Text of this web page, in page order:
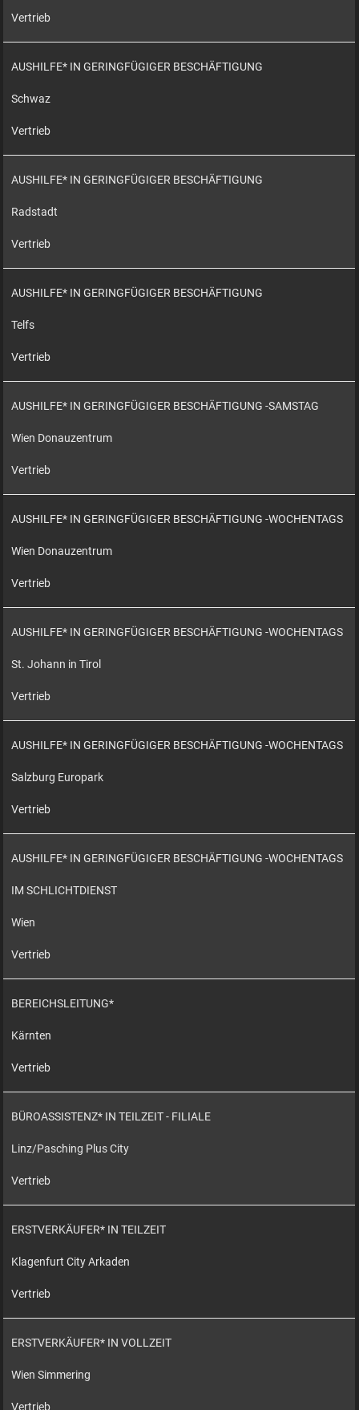
Vertrieb
AUSHILFE* IN GERINGFÜGIGER BESCHÄFTIGUNG
Schwaz
Vertrieb
AUSHILFE* IN GERINGFÜGIGER BESCHÄFTIGUNG
Radstadt
Vertrieb
AUSHILFE* IN GERINGFÜGIGER BESCHÄFTIGUNG
Telfs
Vertrieb
AUSHILFE* IN GERINGFÜGIGER BESCHÄFTIGUNG -SAMSTAG
Wien Donauzentrum
Vertrieb
AUSHILFE* IN GERINGFÜGIGER BESCHÄFTIGUNG -WOCHENTAGS
Wien Donauzentrum
Vertrieb
AUSHILFE* IN GERINGFÜGIGER BESCHÄFTIGUNG -WOCHENTAGS
St. Johann in Tirol
Vertrieb
AUSHILFE* IN GERINGFÜGIGER BESCHÄFTIGUNG -WOCHENTAGS
Salzburg Europark
Vertrieb
AUSHILFE* IN GERINGFÜGIGER BESCHÄFTIGUNG -WOCHENTAGS
IM SCHLICHTDIENST
Wien
Vertrieb
BEREICHSLEITUNG*
Kärnten
Vertrieb
BÜROASSISTENZ* IN TEILZEIT - FILIALE
Linz/Pasching Plus City
Vertrieb
ERSTVERKÄUFER* IN TEILZEIT
Klagenfurt City Arkaden
Vertrieb
ERSTVERKÄUFER* IN VOLLZEIT
Wien Simmering
Vertrieb